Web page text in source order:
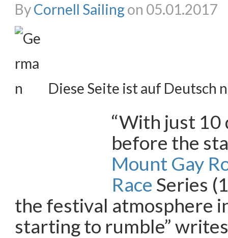
ByCornell Sailingon 05.01.2017
Diese Seite ist auf Deutsch
“With just 10
before the
Mount Gay
Race Series
the festival atmosphere
starting to rumble”